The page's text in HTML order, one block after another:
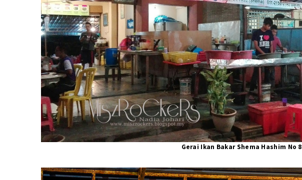
Gerai Ikan Bakar Shema Hashim No 8